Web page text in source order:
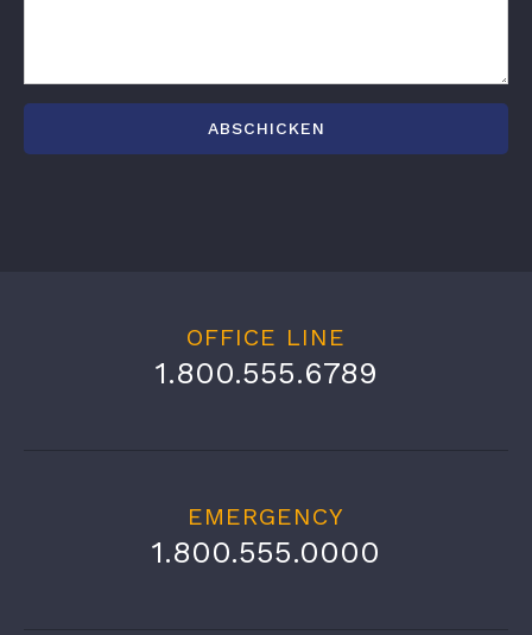
OFFICE LINE
1.800.555.6789
EMERGENCY
1.800.555.0000